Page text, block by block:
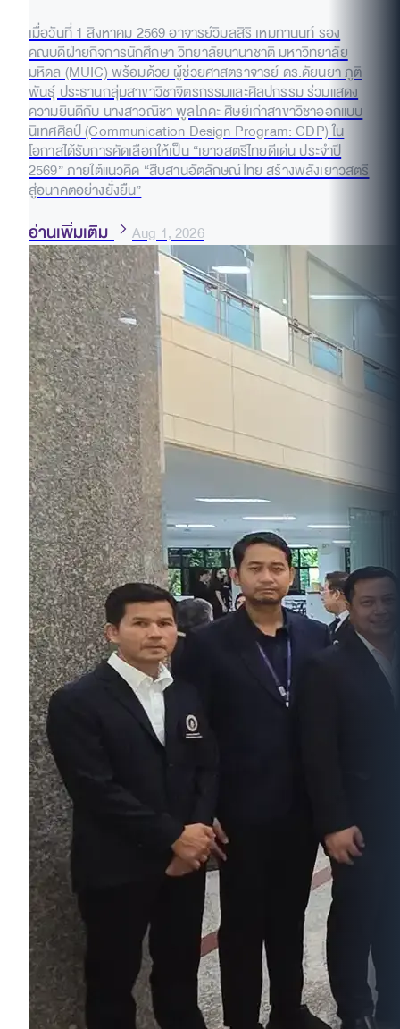
เมื่อวันที่ 1 สิงหาคม 2569 อาจารย์วิมลสิริ เหมทานนท์ รอง
คณบดีฝ่ายกิจการนักศึกษา วิทยาลัยนานาชาติ มหาวิทยาลัย
มหิดล (MUIC) พร้อมด้วย ผู้ช่วยศาสตราจารย์ ดร.ดัยนยา ภูติ
พันธุ์ ประธานกลุ่มสาขาวิชาจิตรกรรมและศิลปกรรม ร่วมแสดง
ความยินดีกับ นางสาวณิชา พูลโภคะ ศิษย์เก่าสาขาวิชาออกแบบ
นิเทศศิลป์ (Communication Design Program: CDP) ใน
โอกาสได้รับการคัดเลือกให้เป็น “เยาวสตรีไทยดีเด่น ประจำปี
2569” ภายใต้แนวคิด “สืบสานอัตลักษณ์ไทย สร้างพลังเยาวสตรี
สู่อนาคตอย่างยั่งยืน”
อ่านเพิ่มเติม Aug 1, 2026